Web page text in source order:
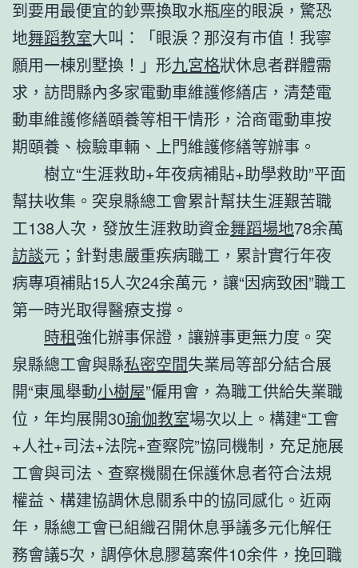
到要用最便宜的鈔票換取水瓶座的眼淚，驚恐
地舞蹈教室大叫：「眼淚？那沒有市值！我寧
願用一棟別墅換！」形九宮格狀休息者群體需
求，訪問縣內多家電動車維護修繕店，清楚電
動車維護修繕頤養等相干情形，洽商電動車按
期頤養、檢驗車輛、上門維護修繕等辦事。
樹立“生涯救助+年夜病補貼+助學救助”平面
幫扶收集。 突泉縣總工會累計幫扶生涯艱苦職
工138人次，發放生涯救助資金舞蹈場地78余萬
訪談元；針對患嚴重疾病職工，累計實行年夜
病專項補貼15人次24余萬元，讓“因病致困”職工
第一時光取得醫療支撐。
時租強化辦事保證，讓辦事更無力度。 突
泉縣總工會與縣私密空間失業局等部分結合展
開“東風舉動小樹屋”僱用會，為職工供給失業職
位，年均展開30瑜伽教室場次以上。構建“工會
+人社+司法+法院+查察院”協同機制，充足施展
工會與司法、查察機關在保護休息者符合法規
權益、構建協調休息關系中的協同感化。近兩
年，縣總工會已組織召開休息爭議多元化解任
務會議5次，調停休息膠葛案件10余件，挽回職